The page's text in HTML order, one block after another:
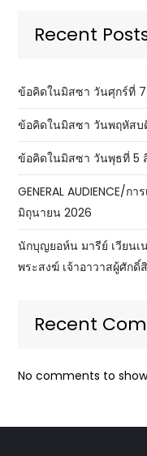
Recent
ข้อคิดในมิสซา วันศุกร์ที่
ข้อคิดในมิสซา วันพฤหัสบ
ข้อคิดในมิสซา วันพุธที่ 5
GENERAL AUDIENCE/
มิถุนายน 2026
นักบุญยอห์น มารีย์ เวียนเ
พระสงฆ์ เจ้าอาวาสผู้ศักดิ์
Recent
No comments to